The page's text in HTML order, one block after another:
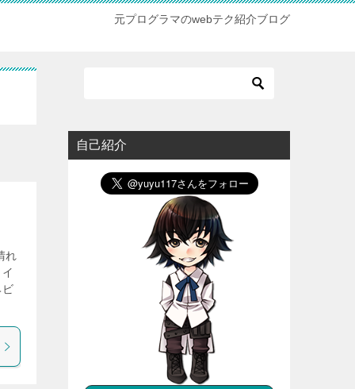
元プログラマのwebテク紹介ブログ
れ
ビ
自己紹介